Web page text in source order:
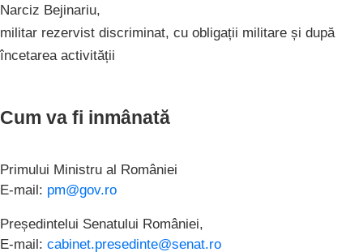
Narciz Bejinariu,
militar rezervist discriminat, cu obligații militare și după
încetarea activității
Cum va fi inmânată
Primului Ministru al României
E-mail: pm@gov.ro
Președintelui Senatului României,
E-mail: cabinet.presedinte@senat.ro